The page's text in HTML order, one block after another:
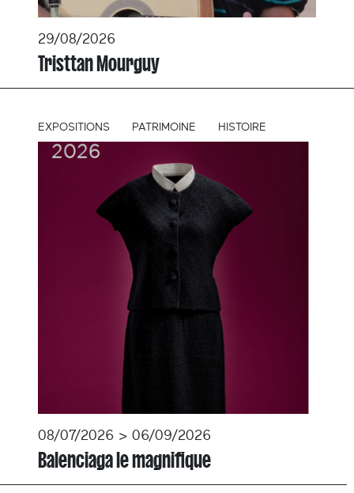
29/08/2026
Tristtan Mourguy
EXPOSITIONS PATRIMOINE HISTOIRE
08/07/2026 > 06/09/2026
Balenciaga le magnifique